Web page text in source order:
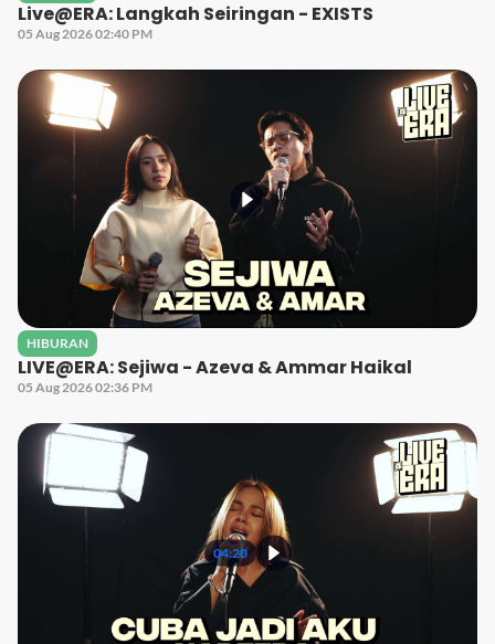
Live@ERA: Langkah Seiringan - EXISTS
05 Aug 2026 02:40 PM
HIBURAN
LIVE@ERA: Sejiwa - Azeva & Ammar Haikal
05 Aug 2026 02:36 PM
04:20